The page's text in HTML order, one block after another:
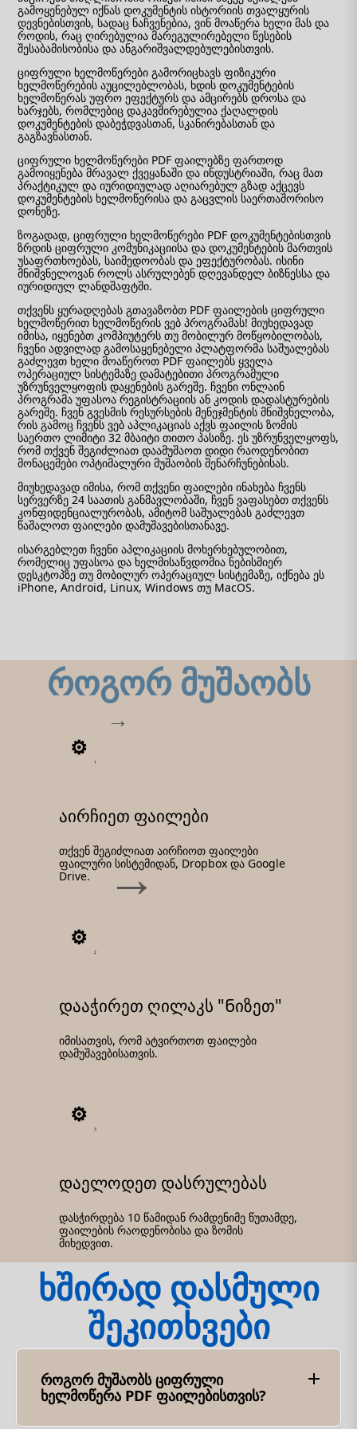
გამოყენებულ იქნას დოკუმენტის ისტორიის თვალყურის
დევნებისთვის, სადაც ნაჩვენებია, ვინ მოაწერა ხელი მას და
როდის, რაც ღირებულია მარეგულირებელი წესების
შესაბამისობისა და ანგარიშვალდებულებისთვის.
ციფრული ხელმოწერები გამორიცხავს ფიზიკური
ხელმოწერების აუცილებლობას, ხდის დოკუმენტების
ხელმოწერას უფრო ეფექტურს და ამცირებს დროსა და
ხარჯებს, რომლებიც დაკავშირებულია ქაღალდის
დოკუმენტების დაბეჭდვასთან, სკანირებასთან და
გაგზავნასთან.
ციფრული ხელმოწერები PDF ფაილებზე ფართოდ
გამოიყენება მრავალ ქვეყანაში და ინდუსტრიაში, რაც მათ
პრაქტიკულ და იურიდიულად აღიარებულ გზად აქცევს
დოკუმენტების ხელმოწერისა და გაცვლის საერთაშორისო
დონეზე.
ზოგადად, ციფრული ხელმოწერები PDF დოკუმენტებისთვის
ზრდის ციფრული კომუნიკაციისა და დოკუმენტების მართვის
უსაფრთხოებას, საიმედოობას და ეფექტურობას. ისინი
მნიშვნელოვან როლს ასრულებენ დღევანდელ ბიზნესსა და
იურიდიულ ლანდშაფტში.
თქვენს ყურადღებას გთავაზობთ PDF ფაილების ციფრული
ხელმოწერით ხელმოწერის ვებ პროგრამას! მიუხედავად
იმისა, იყენებთ კომპიუტერს თუ მობილურ მოწყობილობას,
ჩვენი ადვილად გამოსაყენებელი პლატფორმა საშუალებას
გაძლევთ ხელი მოაწეროთ PDF ფაილებს ყველა
ოპერაციულ სისტემაზე დამატებითი პროგრამული
უზრუნველყოფის დაყენების გარეშე. ჩვენი ონლაინ
პროგრამა უფასოა რეგისტრაციის ან კოდის დადასტურების
გარეშე. ჩვენ გვესმის რესურსების მენეჯმენტის მნიშვნელობა,
რის გამოც ჩვენს ვებ აპლიკაციას აქვს ფაილის ზომის
საერთო ლიმიტი 32 მბაიტი თითო პასიზე. ეს უზრუნველყოფს,
რომ თქვენ შეგიძლიათ დაამუშაოთ დიდი რაოდენობით
მონაცემები ოპტიმალური მუშაობის შენარჩუნებისას.
მიუხედავად იმისა, რომ თქვენი ფაილები ინახება ჩვენს
სერვერზე 24 საათის განმავლობაში, ჩვენ ვაფასებთ თქვენს
კონფიდენციალურობას, ამიტომ საშუალებას გაძლევთ
წაშალოთ ფაილები დამუშავებისთანავე.
ისარგებლეთ ჩვენი აპლიკაციის მოხერხებულობით,
რომელიც უფასოა და ხელმისაწვდომია ნებისმიერ
დესკტოპზე თუ მობილურ ოპერაციულ სისტემაზე, იქნება ეს
iPhone, Android, Linux, Windows თუ MacOS.
როგორ მუშაობს
1
აირჩიეთ ფაილები
თქვენ შეგიძლიათ აირჩიოთ ფაილები
ფაილური სისტემიდან, Dropbox და Google
Drive.
2
დააჭირეთ ღილაკს "Ნიზეთ"
იმისათვის, რომ ატვირთოთ ფაილები
დამუშავებისათვის.
3
დაელოდეთ დასრულებას
დასჭირდება 10 წამიდან რამდენიმე წუთამდე,
ფაილების რაოდენობისა და ზომის
მიხედვით.
ხშირად დასმული
შეკითხვები
როგორ მუშაობს ციფრული
ხელმოწერა PDF ფაილებისთვის?